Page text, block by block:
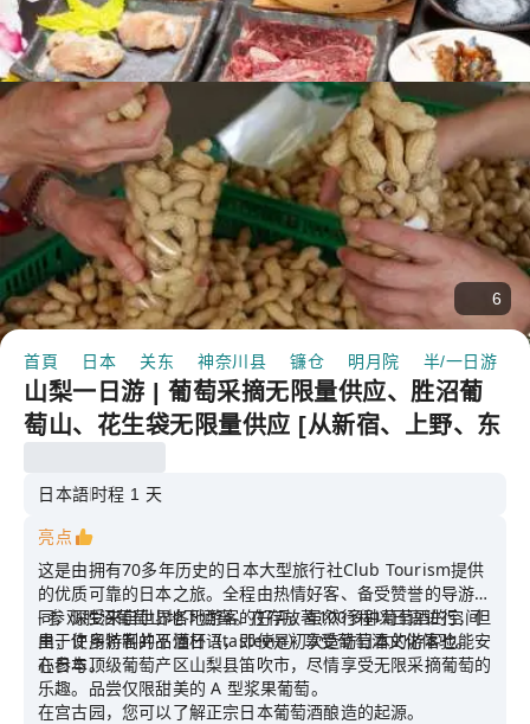
6
首頁 日本 关东 神奈川县 镰仓 明月院 半/一日游
山梨一日游 | 葡萄采摘无限量供应、胜沼葡
萄山、花生袋无限量供应 [从新宿、上野、东
日本語 时程 1 天
亮点
这是由拥有70多年历史的日本大型旅行社Club Tourism提供
的优质可靠的日本之旅。全程由热情好客、备受赞誉的导游陪
同，深受来自世界各地游客的好评。虽然行程以日语进行，但
由于许多游客并不懂日语，即使是初次造访日本的游客也能安
心参与。
- 参观胜沼葡萄山地下酒窖。在存放著100多种葡萄酒的空间
里，使用特制的品酒杯（tastevin）享受葡萄酒文化体验。
在日本顶级葡萄产区山梨县笛吹市，尽情享受无限采摘葡萄的
乐趣。品尝仅限甜美的 A 型浆果葡萄。
在宫古园，您可以了解正宗日本葡萄酒酿造的起源。